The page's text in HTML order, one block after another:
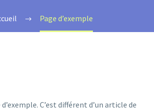
Page d’exemple
C’est différent d’un article de